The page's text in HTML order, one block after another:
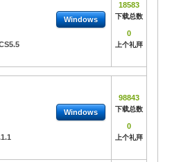
Windows
18583
下载总数
0
上个礼拜
Windows
98843
下载总数
0
上个礼拜